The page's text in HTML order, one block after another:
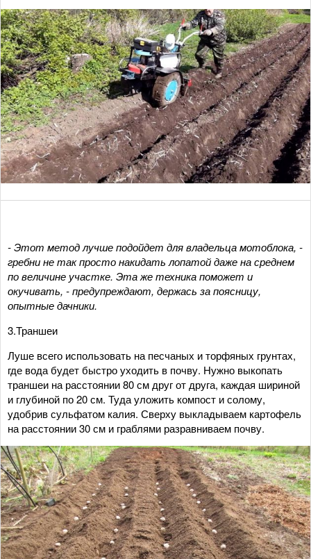
- Этот метод лучше подойдет для владельца мотоблока, -
гребни не так просто накидать лопатой даже на среднем
по величине участке. Эта же техника поможет и
окучивать, - предупреждают, держась за поясницу,
опытные дачники.
3.Траншеи
Луше всего использовать на песчаных и торфяных грунтах,
где вода будет быстро уходить в почву. Нужно выкопать
траншеи на расстоянии 80 см друг от друга, каждая шириной
и глубиной по 20 см. Туда уложить компост и солому,
удобрив сульфатом калия. Сверху выкладываем картофель
на расстоянии 30 см и граблями разравниваем почву.